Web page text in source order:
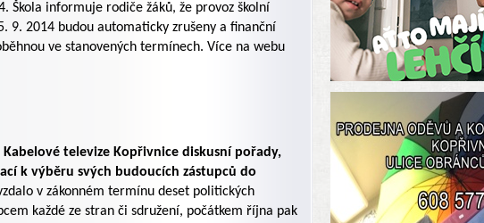
Škola informuje rodiče žáků, že provoz školní
9. 2014 budou automaticky zrušeny a finanční
ve stanovených termínech. Více na webu
televize Kopřivnice diskusní pořady,
k výběru svých budoucích zástupců do
v zákonném termínu deset politických
každé ze stran či sdružení, počátkem října pak